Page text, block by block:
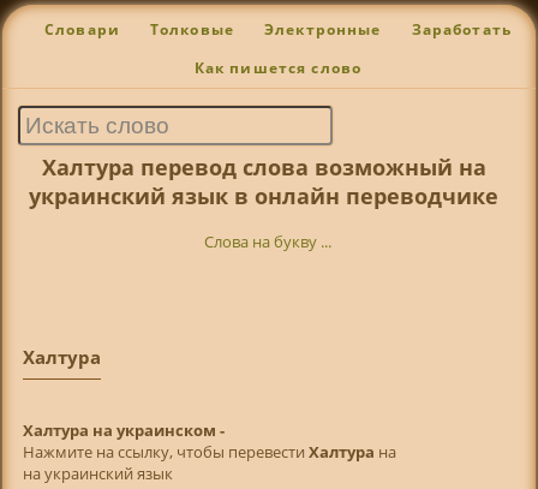
Словари Толковые Электронные Заработать
Как пишется слово
Халтура перевод слова возможный на
украинский язык в онлайн переводчике
Слова на букву ...
Халтура
Халтура на украинском -
Нажмите на ссылку, чтобы перевести Халтура на
на украинский язык